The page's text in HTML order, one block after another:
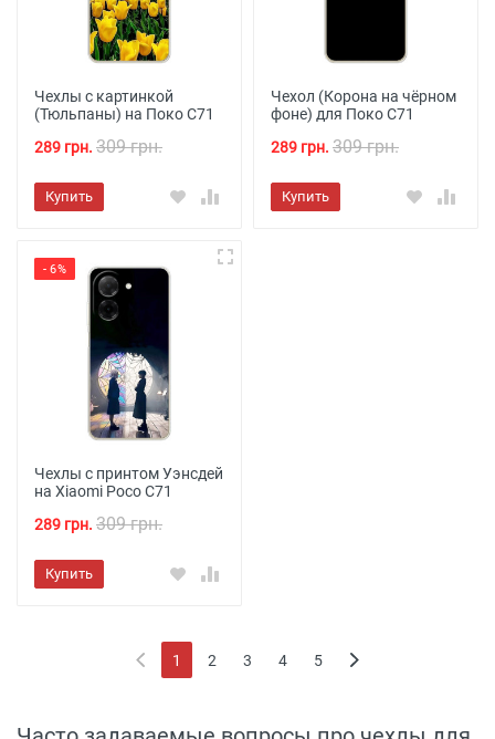
Чехлы с картинкой
(Тюльпаны) на Поко С71
289 грн. 309 грн.
Купить
Чехол (Корона на чёрном
фоне) для Поко С71
289 грн. 309 грн.
Купить
- 6%
Чехлы с принтом Уэнсдей
на Xiaomi Poco C71
289 грн. 309 грн.
Купить
1
(current)
2 3 4 5